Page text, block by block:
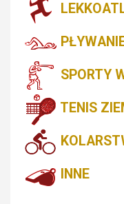
SPORTY
TENIS
INNE